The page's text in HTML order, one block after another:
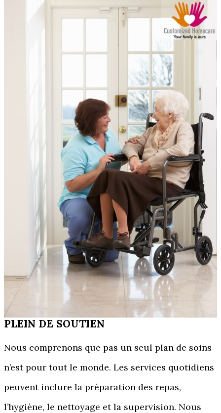
PLEIN DE SOUTIEN
Nous comprenons que pas un seul plan de soins
n’est pour tout le monde. Les services quotidiens
peuvent inclure la préparation des repas,
l’hygiène, le nettoyage et la supervision. Nous